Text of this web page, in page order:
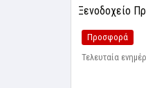
Ξενοδοχείο
Προσφορά
Τελευταία